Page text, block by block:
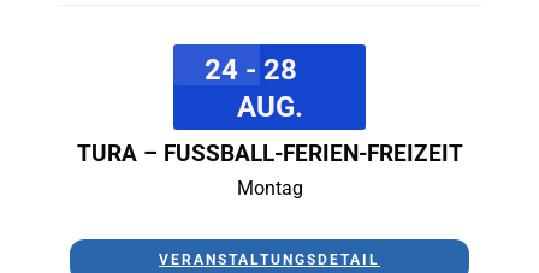
24 - 28
AUG.
TURA – FUSSBALL-FERIEN-FREIZEIT
Montag
VERANSTALTUNGSDETAIL